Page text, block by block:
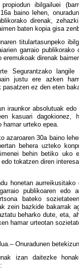
ibilgailuei
baino lehen,
direnak,
baten kopia gisa
titulartasunpeko
garraio
eremukoak direnak
Segurantzako langile
justu ere azken
pasatzen ez den eten
iraunkor absolutuak
kasuari dagokionez,
hamar urteko epea.
azaroaren 30a baino
behera uzteko
behin betiko uko
edo tokatzen diren
honetan
publikoaren edo
bateko
zein bazkide bakarrak
beharko dute, eta,
hamar urteotan
Onuradunen
izan daitezke